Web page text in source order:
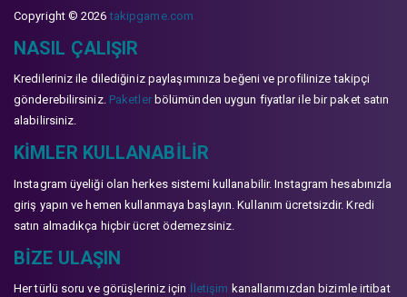
Copyright © 2026takipgame.com
NASIL ÇALIŞIR
Kredileriniz ile dilediğiniz paylaşımınıza beğeni ve profilinize takipçi
gönderebilirsiniz. Paketlerbölümünden uygun fiyatlar ile bir paket satın
alabilirsiniz.
KIMLER KULLANABILIR
Instagram üyeliği olan herkes sistemi kullanabilir. Instagram hesabınızla
giriş yapın ve hemen kullanmaya başlayın. Kullanım ücretsizdir. Kredi
satın almadıkça hiçbir ücret ödemezsiniz.
BIZE ULAŞIN
Her türlü soru ve görüşleriniz için İletişim kanallarımızdan bizimle irtibat